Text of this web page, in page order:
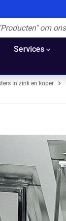
Services
in zink en koper